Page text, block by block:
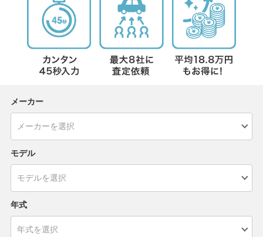
メーカー
モデル
年式